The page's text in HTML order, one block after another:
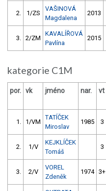
2. 1/ZS
VAŠINOVÁ
Magdalena
2013
3. 2/ZM
KAVALÍŘOVÁ
Pavlína
2015
kategorie C1M
por. vk jméno nar. vt
1. 1/VM
TATÍČEK
Miroslav
1985 3
2. 1/V
KEJKLÍČEK
Tomáš
3
3. 2/V
VOREL
Zdeněk
1974 3+